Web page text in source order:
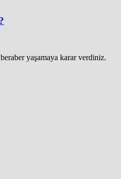
yaşamaya karar verdiniz.